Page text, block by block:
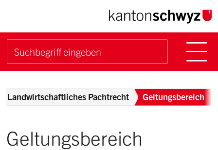
Navigieren im Kanton
Schnellnavigation
Suchbegriff
Breadcrumb
Landwirtschaftliches Pachtrecht Geltungsbereich
Geltungsbereich